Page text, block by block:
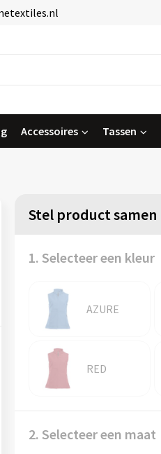
Accessoires Tassen
Stel product samen
1. Selecteer een kleur
AZURE
RED
2. Selecteer een maat